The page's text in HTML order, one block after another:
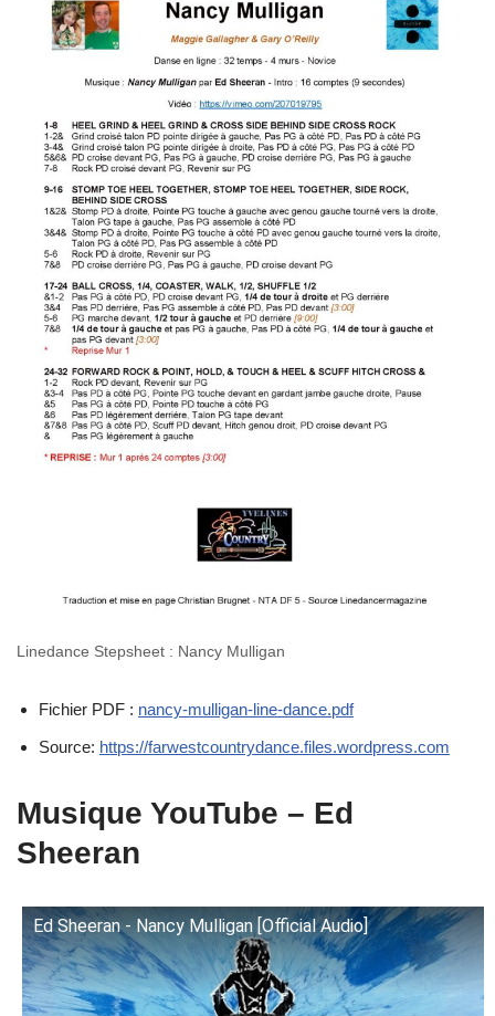
Linedance Stepsheet : Nancy Mulligan
Fichier PDF : nancy-mulligan-line-dance.pdf
Source: https://farwestcountrydance.files.wordpress.com
Musique YouTube – Ed
Sheeran
Ed Sheeran - Nancy Mulligan [Official Audio]